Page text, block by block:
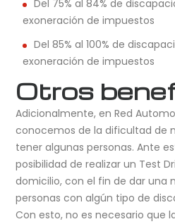
Del 75% al 84% de
exoneración de impuestos
Del 85% al 100% de
exoneración de impuestos
Otros
Adicionalmente, en Red
conocemos de la dificultad de
tener algunas personas. Ante
posibilidad de realizar un Test
domicilio, con el fin de dar una
personas con algún tipo de
Con esto, no es necesario que